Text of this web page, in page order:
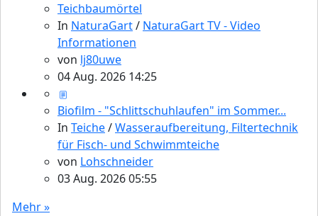
Teichbaumörtel
In NaturaGart/ NaturaGart TV - Video
Informationen
von lj80uwe
04 Aug. 2026 14:25
Biofilm - "Schlittschuhlaufen" im Sommer...
In Teiche/Wasseraufbereitung, Filtertechnik
für Fisch- und Schwimmteiche
von Lohschneider
03 Aug. 2026 05:55
Mehr »